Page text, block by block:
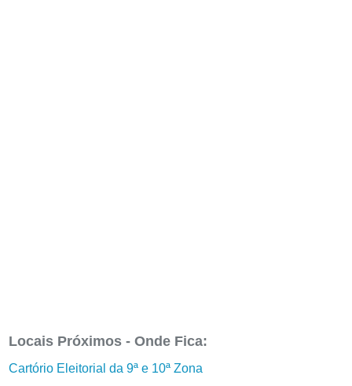
Locais Próximos - Onde Fica:
Cartório Eleitorial da 9ª e 10ª Zona